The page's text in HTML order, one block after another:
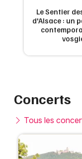
Le Sentier
d'Alsace : un
Concerts
Tous les